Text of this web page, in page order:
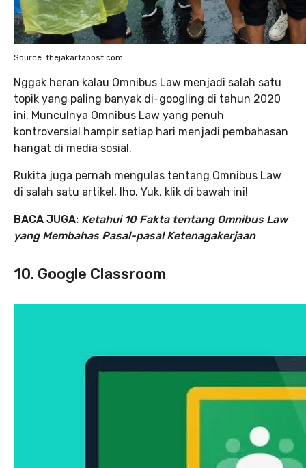
Source: thejakartapost.com
Nggak heran kalau Omnibus Law menjadi salah satu
topik yang paling banyak di-googling di tahun 2020
ini. Munculnya Omnibus Law yang penuh
kontroversial hampir setiap hari menjadi pembahasan
hangat di media sosial.
Rukita juga pernah mengulas tentang Omnibus Law
di salah satu artikel, lho. Yuk, klik di bawah ini!
BACA JUGA: Ketahui 10 Fakta tentang Omnibus Law
yang Membahas Pasal-pasal Ketenagakerjaan
10. Google Classroom